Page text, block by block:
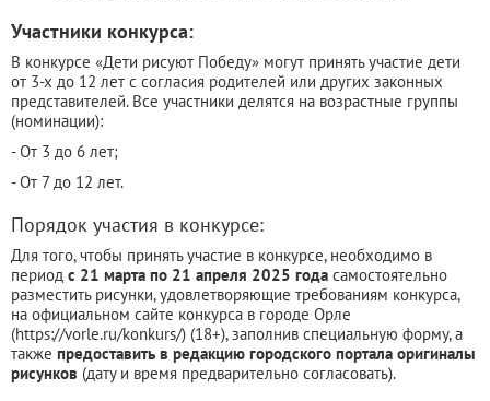
Участники конкурса:
В конкурсе «Дети рисуют Победу» могут принять участие дети
от 3-х до 12 лет с согласия родителей или других законных
представителей. Все участники делятся на возрастные группы
(номинации):
- От 3 до 6 лет;
- От 7 до 12 лет.
Порядок участия в конкурсе:
Для того, чтобы принять участие в конкурсе, необходимо в
период с 21 марта по 21 апреля 2025 года самостоятельно
разместить рисунки, удовлетворяющие требованиям конкурса,
на официальном сайте конкурса в городе Орле
(https://vorle.ru/konkurs/) (18+), заполнив специальную форму, а
также предоставить в редакцию городского портала оригиналы
рисунков (дату и время предварительно согласовать).